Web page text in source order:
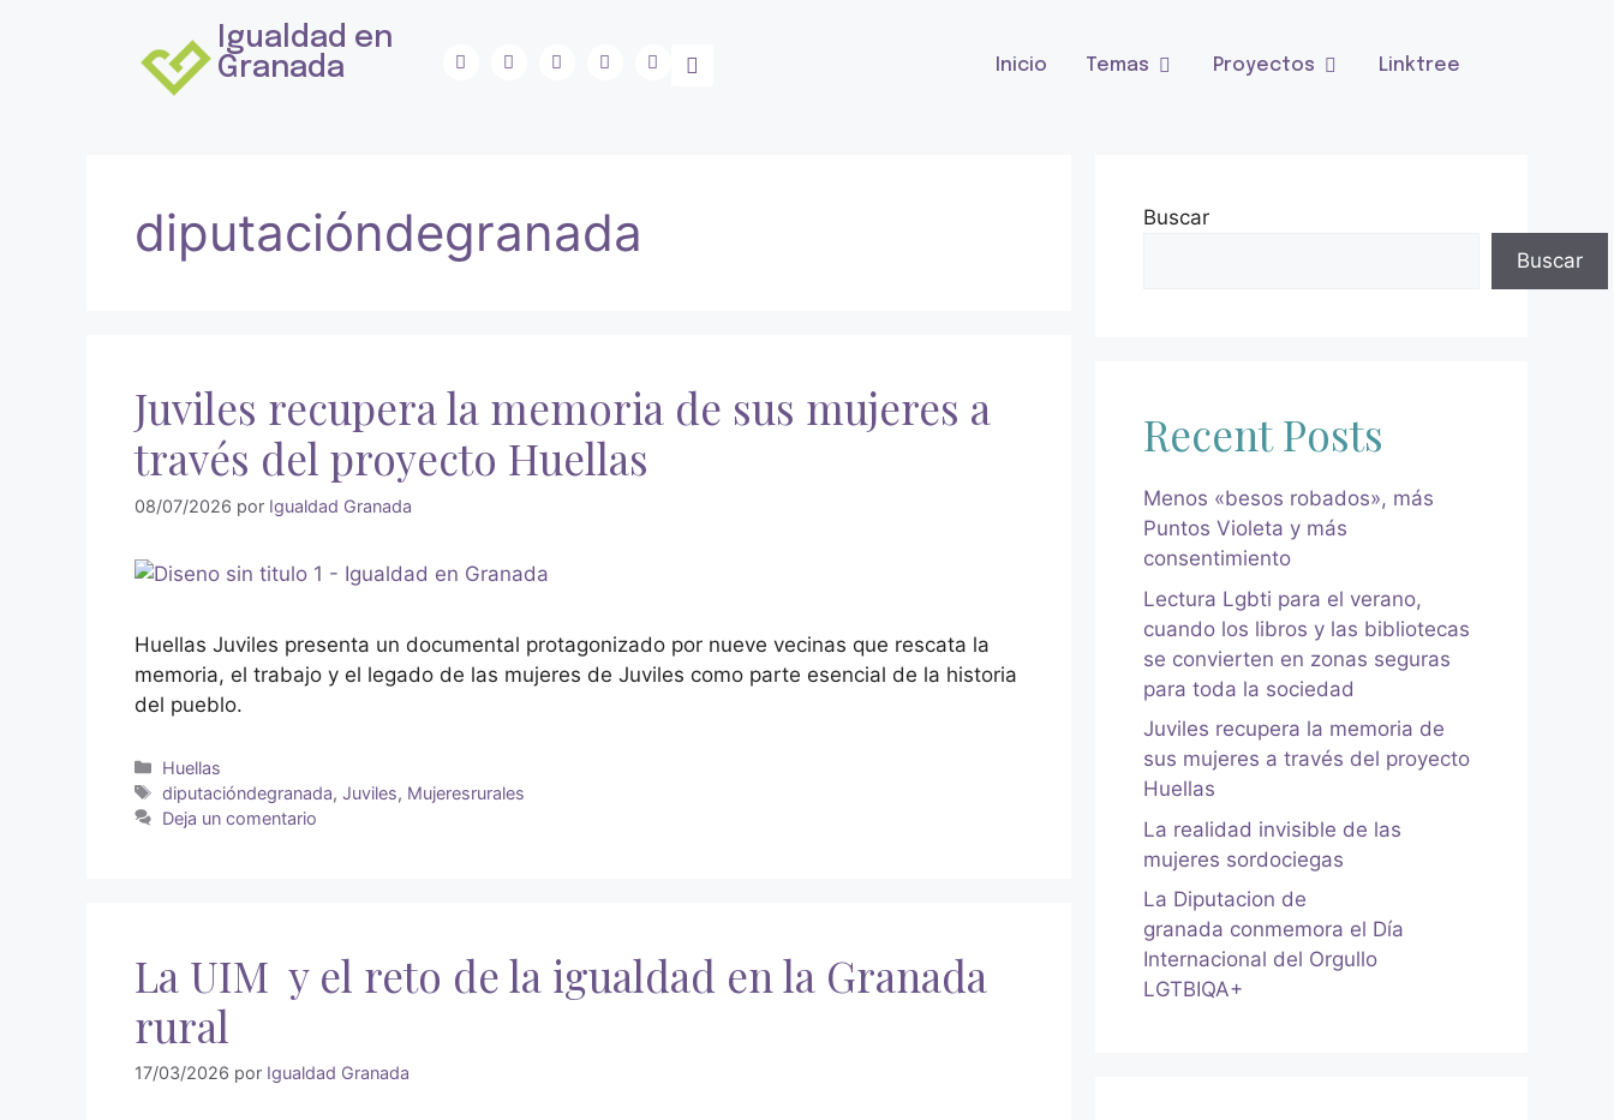
Igualdad en
Granada
Inicio Temas Proyectos Linktree
diputacióndegranada
Juviles recupera la memoria de sus mujeres a
través del proyecto Huellas
08/07/2026 por Igualdad Granada
Huellas Juviles presenta un documental protagonizado por nueve vecinas que rescata la
memoria, el trabajo y el legado de las mujeres de Juviles como parte esencial de la historia
del pueblo.
Huellas
diputacióndegranada,Juviles, Mujeresrurales
Deja un comentario
La UIM y el reto de la igualdad en la Granada
rural
17/03/2026 por Igualdad Granada
Buscar
Buscar
Recent Posts
Menos «besos robados», más
Puntos Violeta y más
consentimiento
Lectura Lgbti para el verano,
cuando los libros y las bibliotecas
se convierten en zonas seguras
para toda la sociedad
Juviles recupera la memoria de
sus mujeres a través del proyecto
Huellas
La realidad invisible de las
mujeres sordociegas
La Diputacion de
granada conmemora el Día
Internacional del Orgullo
LGTBIQA+